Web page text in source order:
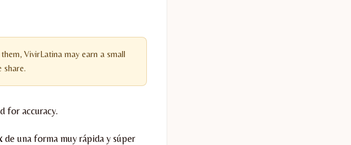
VivirLatina may earn a small
share.
for accuracy.
de una forma muy rápida y súper